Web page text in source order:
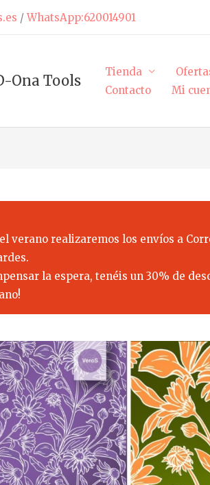
/WhatsApp:620014901
Ona Tools
Tienda
Contacto
Mi
verano realizaremos los envíos a
la espera, tenéis un 30% de